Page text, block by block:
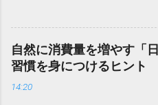
と健康的な食習慣を身につけ
ぐに実践できる具体的な工夫
買い揃えたり、複雑な計算をし
少しの意識の切り替えで、身体
法はあります。長年維持して
メイクをサポートしてくれる
肢をご紹介します。 ✅ 自宅で
体的なメソッド [こちらから無
を見る] ✅ 専門家のサポートで
ニング [プロと一緒に理想の体
自然に消費量を増やす「
習慣を身につけるヒント
14:20